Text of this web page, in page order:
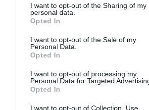
not limited to your visit or usage
grant or deny consent to Google and its
use your data for below specified
consent section.
I want to opt-out of the Sharing of my
personal data.
Opted In
I want to opt-out of the Sale of my
Personal Data.
Opted In
I want to opt-out of processing my
Personal Data for Targeted
Opted In
I want to opt-out of Collection, Use,
Τραγική κατάληξη είχε η
θαλάσσια εκδρομή για 57χρονο
07.08.2026 | 18:20
από την Εύβοια που έφυγε από τη